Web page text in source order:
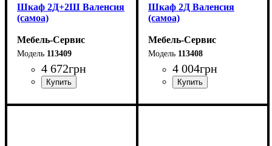
Шкаф 2Д+2Ш Валенсия
(самоа)
Мебель-Сервис
113409
4 672грн
Шкаф 2Д Валенсия
(самоа)
Мебель-Сервис
113408
4 004грн